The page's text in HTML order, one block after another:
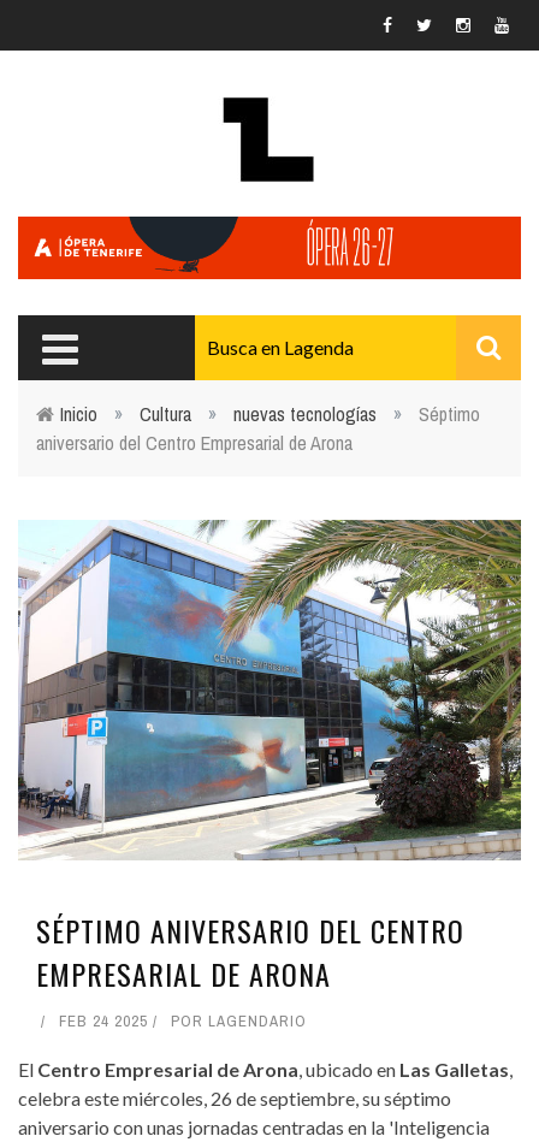
Usted está aquí
Inicio » Cultura » nuevas tecnologías »
Séptimo
aniversario del Centro Empresarial de Arona
SÉPTIMO ANIVERSARIO DEL CENTRO
EMPRESARIAL DE ARONA
FEB 24 2025 POR LAGENDARIO
El Centro Empresarial de Arona, ubicado en Las Galletas,
celebra este miércoles, 26 de septiembre, su séptimo
aniversario con unas jornadas centradas en la 'Inteligencia